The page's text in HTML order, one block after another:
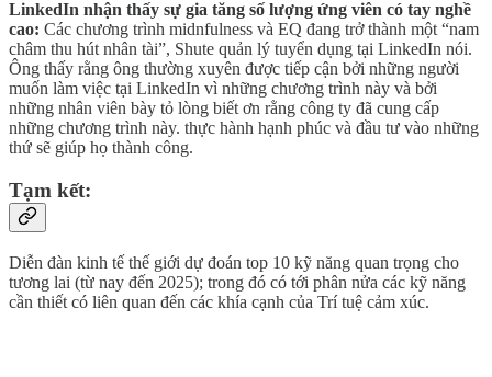
LinkedIn nhận thấy sự gia tăng số lượng ứng viên có tay nghề
cao: Các chương trình midnfulness và EQ đang trở thành một “nam
châm thu hút nhân tài”, Shute quản lý tuyển dụng tại LinkedIn nói.
Ông thấy rằng ông thường xuyên được tiếp cận bởi những người
muốn làm việc tại LinkedIn vì những chương trình này và bởi
những nhân viên bày tỏ lòng biết ơn rằng công ty đã cung cấp
những chương trình này. thực hành hạnh phúc và đầu tư vào những
thứ sẽ giúp họ thành công.
Tạm kết:
Diễn đàn kinh tế thế giới dự đoán top 10 kỹ năng quan trọng cho
tương lai (từ nay đến 2025); trong đó có tới phân nửa các kỹ năng
cần thiết có liên quan đến các khía cạnh của Trí tuệ cảm xúc.